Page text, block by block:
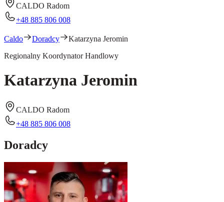
CALDO Radom
+48 885 806 008
Caldo Doradcy
Katarzyna Jeromin
Regionalny Koordynator Handlowy
Katarzyna Jeromin
CALDO Radom
+48 885 806 008
Doradcy